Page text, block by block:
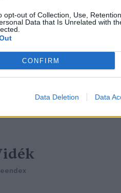
opt-out of Collection, Use,
Data that Is Unrelated with
CONFIRM
Data Deletion Data
EU vidék